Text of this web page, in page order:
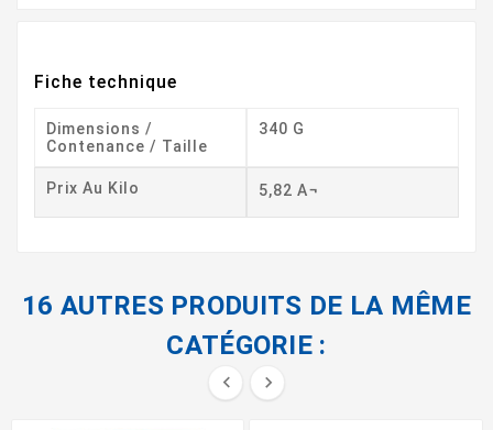
Fiche technique
Dimensions /
Contenance / Taille
340 G
Prix Au Kilo 5,82 A¬
16 AUTRES PRODUITS DE LA MÊME
CATÉGORIE :
 